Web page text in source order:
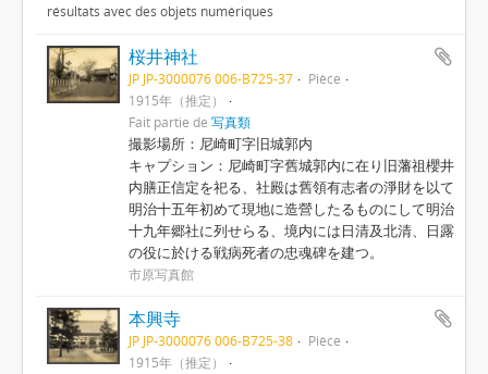
résultats avec des objets numériques
桜井神社
JP JP-3000076 006-B725-37
Pièce
1915年（推定）
Fait partie de 写真類
撮影場所：尼崎町字旧城郭内
キャプション：尼崎町字舊城郭内に在り旧藩祖櫻井
内膳正信定を祀る、社殿は舊領有志者の淨財を以て
明治十五年初めて現地に造營したるものにして明治
十九年郷社に列せらる、境内には日清及北清、日露
の役に於ける戦病死者の忠魂碑を建つ。
市原写真館
本興寺
JP JP-3000076 006-B725-38
Pièce
1915年（推定）